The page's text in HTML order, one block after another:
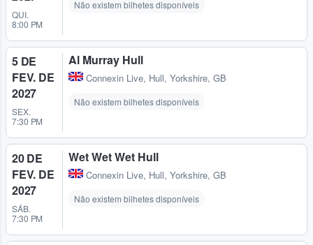
QUI.
8:00 PM
Não existem bilhetes disponíveis
5 DE
FEV. DE
2027
SEX.
7:30 PM
Al Murray Hull
Connexin Live, Hull, Yorkshire, GB
Não existem bilhetes disponíveis
20 DE
FEV. DE
2027
SÁB.
7:30 PM
Wet Wet Wet Hull
Connexin Live, Hull, Yorkshire, GB
Não existem bilhetes disponíveis